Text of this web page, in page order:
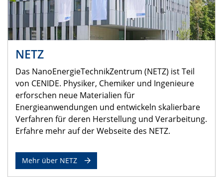
NETZ
Das NanoEnergieTechnikZentrum (NETZ) ist Teil
von CENIDE. Physiker, Chemiker und Ingenieure
erforschen neue Materialien für
Energieanwendungen und entwickeln skalierbare
Verfahren für deren Herstellung und Verarbeitung.
Erfahre mehr auf der Webseite des NETZ.
Mehr über NETZ